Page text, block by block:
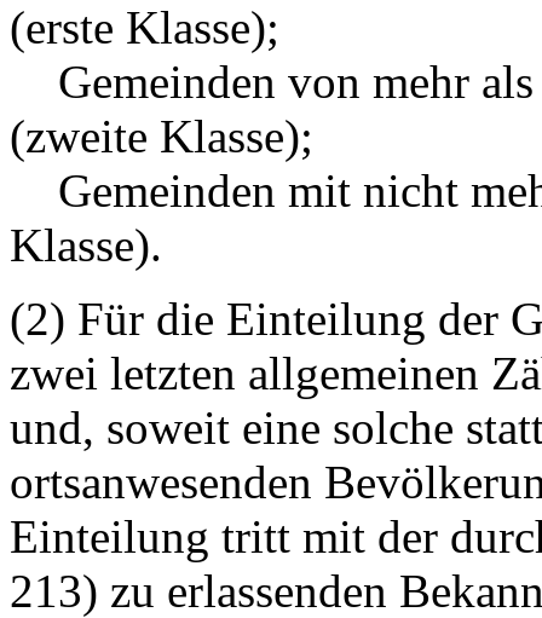
(erste Klasse);
Gemeinden von mehr
(zweite Klasse);
Gemeinden mit nicht
Klasse).
(2) Für die Einteilung der
zwei letzten allgemeinen
und, soweit eine solche
ortsanwesenden
Einteilung tritt mit der
213) zu erlassenden